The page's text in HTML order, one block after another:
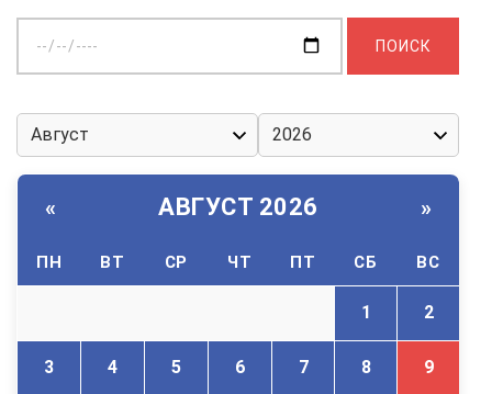
дату:
« АВГУСТ 2026 »
ПН ВТ СР ЧТ ПТ СБ ВС
1 2
3 4 5 6 7 8 9